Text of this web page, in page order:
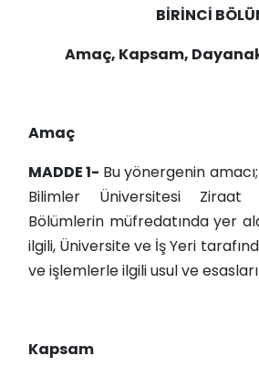
BİRİNCİ
Amaç, Kapsam,
Amaç
MADDE 1- Bu yönergenin
Bilimler Üniversitesi Ziraat
Bölümlerin müfredatında yer
ilgili, Üniversite ve İş Yeri
ve işlemlerle ilgili usul ve
Kapsam